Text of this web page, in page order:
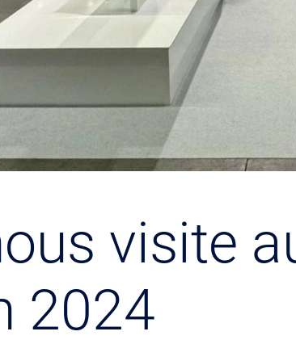
visite
2024